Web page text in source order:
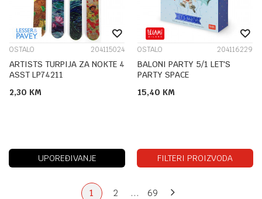
OSTALO 204115024
ARTISTS TURPIJA ZA NOKTE 4
ASST LP74211
2,30 KM
OSTALO 204116229
BALONI PARTY 5/1 LET'S
PARTY SPACE
15,40 KM
UPOREĐIVANJE FILTERI PROIZVODA
1 2 ... 69